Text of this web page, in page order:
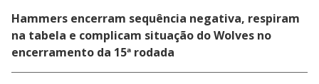
Hammers encerram sequência negativa, respiram
na tabela e complicam situação do Wolves no
encerramento da 15ª rodada